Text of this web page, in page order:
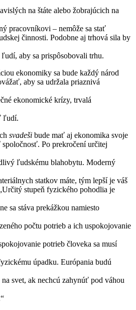
na štáte alebo žobrajúcich na
pracovníkovi – nemôže sa stať
činnosti. Podobne aj trhová sila by
aby sa prispôsobovali trhu.
ekonomiky sa bude každý národ
aby sa udržala priaznivá
ekonomické krízy, trvalá
ľudí.
svadeši bude mať aj ekonomika svoje
Po prekročení určitej
ľudskému blahobytu. Moderný
statkov máte, tým lepší je váš
stupeň fyzického pohodlia je
sa stáva prekážkou namiesto
počtu potrieb a ich uspokojovanie
potrieb človeka sa musí
úpadku. Európania budú
svet, ak nechcú zahynúť pod váhou